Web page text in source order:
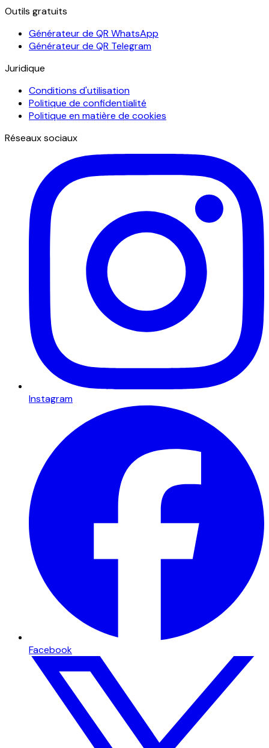
Outils gratuits
Générateur de QR WhatsApp
Générateur de QR Telegram
Juridique
Conditions d'utilisation
Politique de confidentialité
Politique en matière de cookies
Réseaux sociaux
Instagram
Facebook